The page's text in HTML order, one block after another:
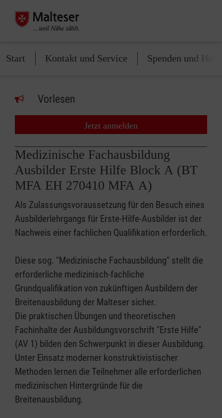
Start Kontakt und Service Spenden und
Vorlesen
Jetzt anmelden
Medizinische Fachausbildung
Ausbilder Erste Hilfe Block A (BT
MFA EH 270410 MFA A)
Als Zulassungsvoraussetzung für den Besuch eines
Ausbilderlehrgangs für Erste-Hilfe-Ausbilder ist der
Nachweis einer fachlichen Qualifikation erforderlich.
Diese sog. "Medizinische Fachausbildung" stellt die
erforderliche medizinisch-fachliche
Grundqualifikation von zukünftigen Ausbildern der
Breitenausbildung der Malteser sicher.
Die praktischen Übungen und theoretischen
Fachinhalte der Ausbildungsvorschrift "Erste Hilfe"
(AV 1) bilden den Schwerpunkt in dieser Ausbildung.
Unter Einsatz moderner konstruktivistischer
Methoden lernen die Teilnehmer alle erforderlichen
medizinischen Hintergründe für die
Breitenausbildung.